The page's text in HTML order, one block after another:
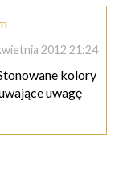
2012 21:24
kolory
uwagę